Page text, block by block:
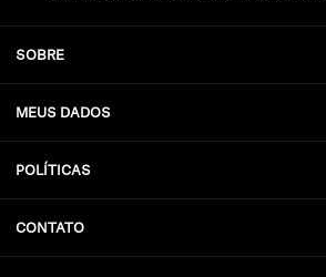
SOBRE
MEUS DADOS
POLÍTICAS
CONTATO